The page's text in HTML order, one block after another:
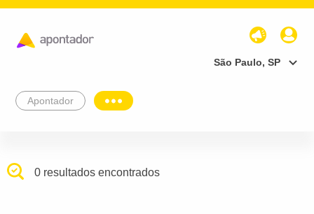
São Paulo, SP
Apontador
0 resultados encontrados